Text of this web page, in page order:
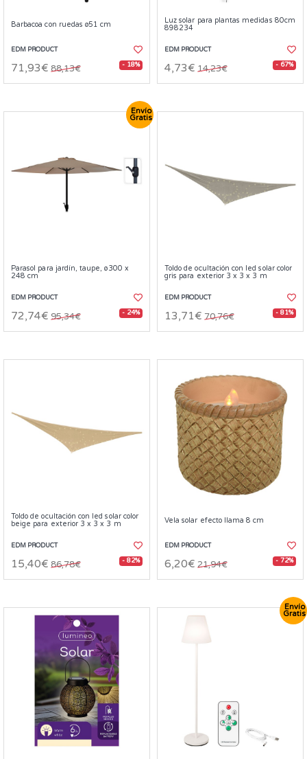
Barbacoa con ruedas ø51 cm
EDM PRODUCT
71,93€ 88,13€ - 18%
Luz solar para plantas medidas 80cm
898234
EDM PRODUCT
4,73€ 14,23€ - 67%
Envío
Gratis
Parasol para jardín, taupe, ø300 x
248 cm
EDM PRODUCT
72,74€ 95,34€ - 24%
Toldo de ocultación con led solar color
gris para exterior 3 x 3 x 3 m
EDM PRODUCT
13,71€ 70,76€ - 81%
Toldo de ocultación con led solar color
beige para exterior 3 x 3 x 3 m
EDM PRODUCT
15,40€ 86,78€ - 82%
Vela solar efecto llama 8 cm
EDM PRODUCT
6,20€ 21,94€ - 72%
Envío
Gratis